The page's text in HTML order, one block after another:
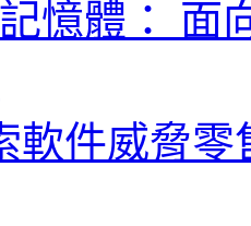
憶體： 面
軟件威脅